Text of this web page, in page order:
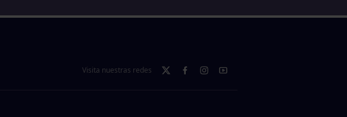
Visita nuestras redes